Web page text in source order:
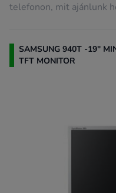
telefonon, mit ajánlunk
SAMSUNG 940T -19"
TFT MONITOR